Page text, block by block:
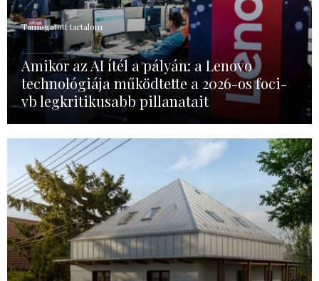
Támogatott tartalom
Amikor az AI ítél a pályán: a Lenovo
technológiája működtette a 2026-os foci-
vb legkritikusabb pillanatait